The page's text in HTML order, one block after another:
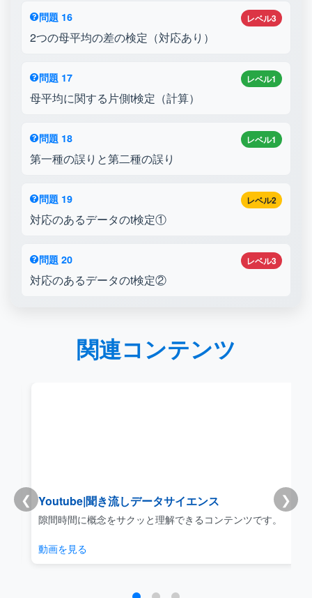
レベル3
問題 16
2つの母平均の差の検定（対応あり）
レベル1
問題 17
母平均に関する片側t検定（計算）
レベル1
問題 18
第一種の誤りと第二種の誤り
レベル2
問題 19
対応のあるデータのt検定①
レベル3
問題 20
対応のあるデータのt検定②
関連コンテンツ
❮ ❯
Youtube|聞き流しデータサイエンス
隙間時間に概念をサクッと理解できるコンテンツです。
動画を見る